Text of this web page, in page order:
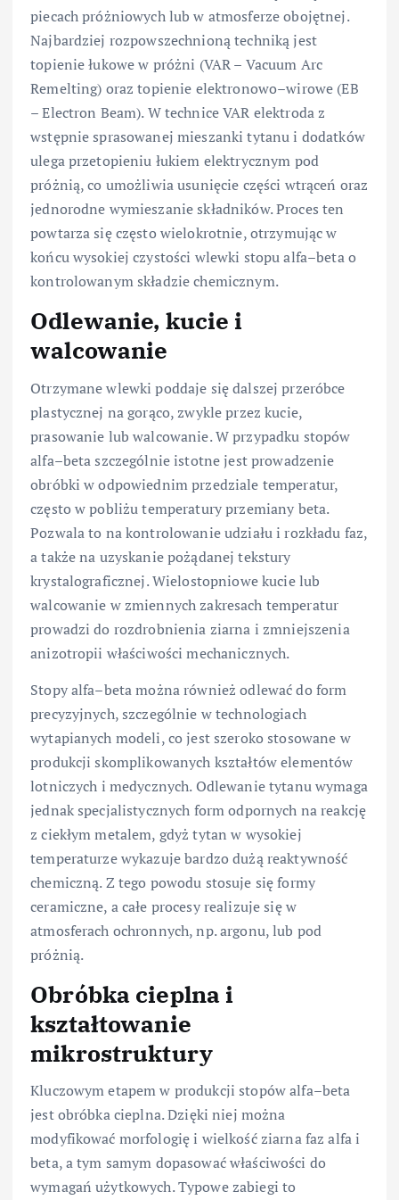
piecach próżniowych lub w atmosferze obojętnej.
Najbardziej rozpowszechnioną techniką jest
topienie łukowe w próżni (VAR – Vacuum Arc
Remelting) oraz topienie elektronowo–wirowe (EB
– Electron Beam). W technice VAR elektroda z
wstępnie sprasowanej mieszanki tytanu i dodatków
ulega przetopieniu łukiem elektrycznym pod
próżnią, co umożliwia usunięcie części wtrąceń oraz
jednorodne wymieszanie składników. Proces ten
powtarza się często wielokrotnie, otrzymując w
końcu wysokiej czystości wlewki stopu alfa–beta o
kontrolowanym składzie chemicznym.
Odlewanie, kucie i
walcowanie
Otrzymane wlewki poddaje się dalszej przeróbce
plastycznej na gorąco, zwykle przez kucie,
prasowanie lub walcowanie. W przypadku stopów
alfa–beta szczególnie istotne jest prowadzenie
obróbki w odpowiednim przedziale temperatur,
często w pobliżu temperatury przemiany beta.
Pozwala to na kontrolowanie udziału i rozkładu faz,
a także na uzyskanie pożądanej tekstury
krystalograficznej. Wielostopniowe kucie lub
walcowanie w zmiennych zakresach temperatur
prowadzi do rozdrobnienia ziarna i zmniejszenia
anizotropii właściwości mechanicznych.
Stopy alfa–beta można również odlewać do form
precyzyjnych, szczególnie w technologiach
wytapianych modeli, co jest szeroko stosowane w
produkcji skomplikowanych kształtów elementów
lotniczych i medycznych. Odlewanie tytanu wymaga
jednak specjalistycznych form odpornych na reakcję
z ciekłym metalem, gdyż tytan w wysokiej
temperaturze wykazuje bardzo dużą reaktywność
chemiczną. Z tego powodu stosuje się formy
ceramiczne, a całe procesy realizuje się w
atmosferach ochronnych, np. argonu, lub pod
próżnią.
Obróbka cieplna i
kształtowanie
mikrostruktury
Kluczowym etapem w produkcji stopów alfa–beta
jest obróbka cieplna. Dzięki niej można
modyfikować morfologię i wielkość ziarna faz alfa i
beta, a tym samym dopasować właściwości do
wymagań użytkowych. Typowe zabiegi to